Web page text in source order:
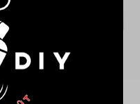
terpène ou macérat